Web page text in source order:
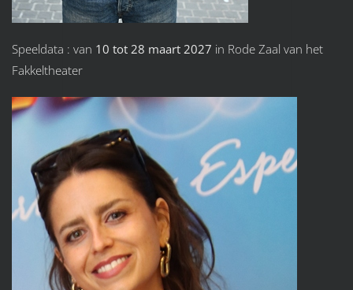
Speeldata : van 10 tot 28 maart 2027 in Rode Zaal van het
Fakkeltheater